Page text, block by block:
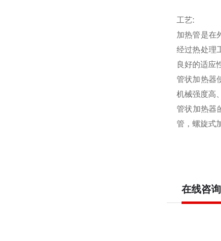
工艺:
加热管是在
经过热处理
良好的适应
管状加热器
机械强度高
管状加热器
管，螺旋式
在线咨询